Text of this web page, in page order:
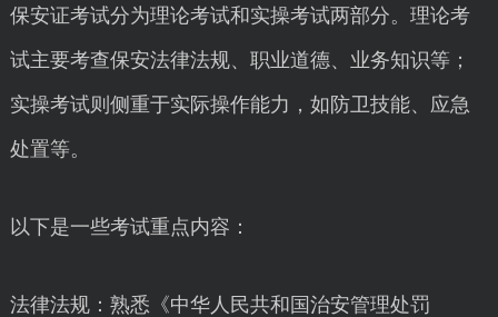
保安证考试分为理论考试和实操考试两部分。理论考
试主要考查保安法律法规、职业道德、业务知识等；
实操考试则侧重于实际操作能力，如防卫技能、应急
处置等。
以下是一些考试重点内容：
法律法规：熟悉《中华人民共和国治安管理处罚